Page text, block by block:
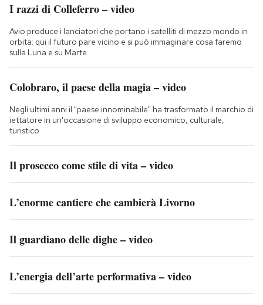
I razzi di Colleferro – video
Avio produce i lanciatori che portano i satelliti di mezzo mondo in
orbita: qui il futuro pare vicino e si può immaginare cosa faremo
sulla Luna e su Marte
Colobraro, il paese della magia – video
Negli ultimi anni il "paese innominabile" ha trasformato il marchio di
iettatore in un'occasione di sviluppo economico, culturale,
turistico
Il prosecco come stile di vita – video
L’enorme cantiere che cambierà Livorno
Il guardiano delle dighe – video
L’energia dell’arte performativa – video